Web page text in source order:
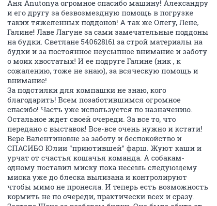
Аня Anutonya огромное спасибо машину! Александру
и его другу за безвозмездную помощь в погрузке
таких тяжеленных поддонов! А так же Олегу, Лене,
Галине! Лаве Лагуне за сами замечательные поддоны
на будки. Светлане 540628161 за строй материалы на
будки и за постоянное неусыпное внимание и заботу
о моих хвостатых! И ее подруге Галине (ник , к
сожалению, тоже не знаю), за всяческую помощь и
внимание!
За подстилки для компашки не знаю, кого
благодарить! Всем позаботившимся огромное
спасибо! Часть уже используется по назначению.
Остальное ждет своей очереди. За все то, что
передано с выставок! Все-все очень нужно и кстати!
Вере Валентиновне за заботу и беспокойство и
СПАСИБО Юлии "приютившей" фарш. Жуют каши и
урчат от счастья кошачья команда. А собакам-
одному поставил миску пока несешь следующему
миска уже до блеска вылизана и контролируют
чтобы мимо не пронесла. И теперь есть возможность
кормить не по очереди, практически всех и сразу.